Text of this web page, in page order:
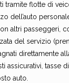
tramite flotte di
dell’auto
altri passeggeri,
del servizio
direttamente
tasse
auto.